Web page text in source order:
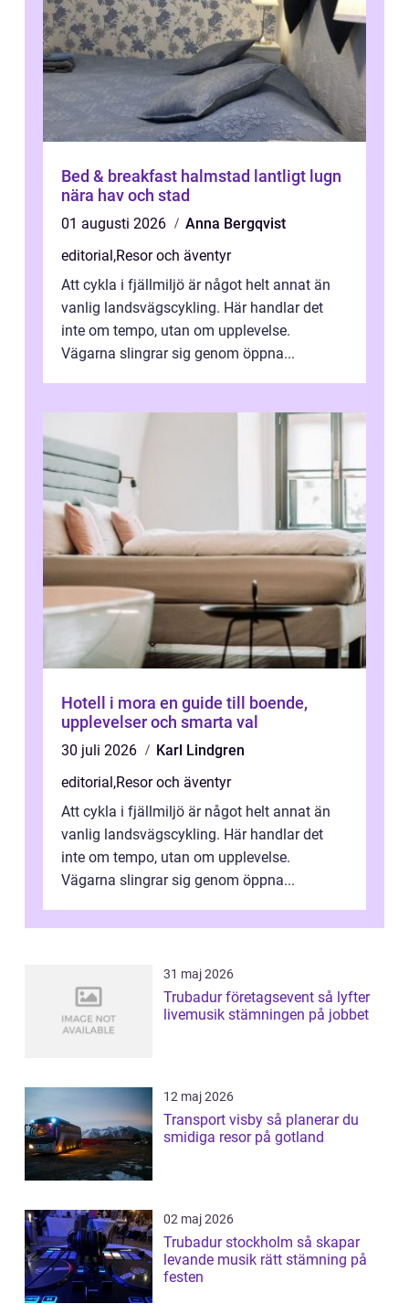
Bed & breakfast halmstad lantligt lugn
nära hav och stad
01 augusti 2026
Anna Bergqvist
editorial ,Resor och äventyr
Att cykla i fjällmiljö är något helt annat än
vanlig landsvägscykling. Här handlar det
inte om tempo, utan om upplevelse.
Vägarna slingrar sig genom öppna...
Hotell i mora en guide till boende,
upplevelser och smarta val
30 juli 2026
Karl Lindgren
editorial ,Resor och äventyr
Att cykla i fjällmiljö är något helt annat än
vanlig landsvägscykling. Här handlar det
inte om tempo, utan om upplevelse.
Vägarna slingrar sig genom öppna...
31 maj 2026
Trubadur företagsevent så lyfter
livemusik stämningen på jobbet
12 maj 2026
Transport visby så planerar du
smidiga resor på gotland
02 maj 2026
Trubadur stockholm så skapar
levande musik rätt stämning på
festen